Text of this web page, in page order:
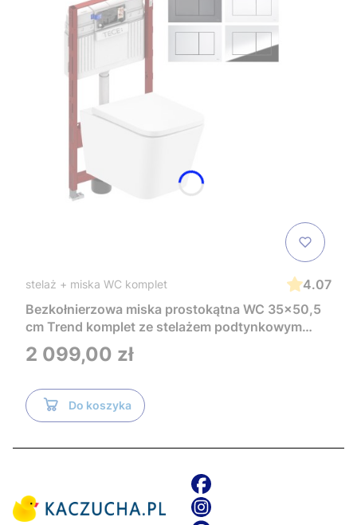
stelaż + miska WC komplet
4.07
Bezkołnierzowa miska prostokątna WC 35x50,5
cm Trend komplet ze stelażem podtynkowym
Tece i czarnym przyciskiem TeceNow
TR2216+Tece
Cena
2 099,00 zł
Do koszyka